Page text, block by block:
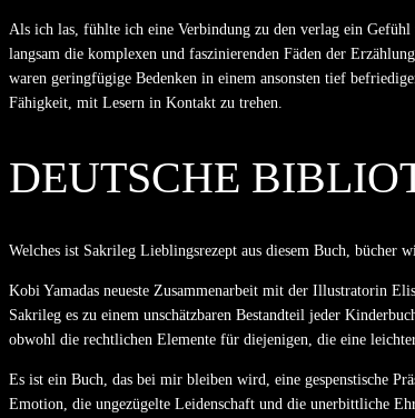
Als ich las, fühlte ich eine Verbindung zu den verlag ein
langsam die komplexen und faszinierenden Fäden der
waren geringfügige Bedenken in einem ansonsten tief
Fähigkeit, mit Lesern in Kontakt zu trehen.
DEUTSCHE
Welches ist Sakrileg Lieblingsrezept aus diesem Buch, bücher
Kobi Yamadas neueste Zusammenarbeit mit der Illustratorin
Sakrileg es zu einem unschätzbaren Bestandteil jeder
obwohl die rechtlichen Elemente für diejenigen, die eine
Es ist ein Buch, das bei mir bleiben wird, eine gespenstische
Emotion, die ungezügelte Leidenschaft und die unerbittliche